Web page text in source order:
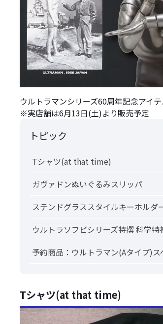
ウルトラマンシリーズ60周年記念アイ
※実店舗は6月13日(土)より販売予定
トピック
Tシャツ(at that time)
ガヴァドンぬいぐるみスリッパ
ステンドグラススタイルキーホルダ
ウルトラソフビシリーズ特撰 科学
予約商品：ウルトラマン(Aタイプ)
Tシャツ(at that time)